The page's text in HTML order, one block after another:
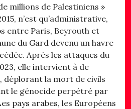
millions de Palestiniens »
n’est qu’administrative,
entre Paris, Beyrouth et
du Gard devenu un havre
Après les attaques du
elle intervient à de
déplorant la mort de civils
le génocide perpétré par
pays arabes, les Européens